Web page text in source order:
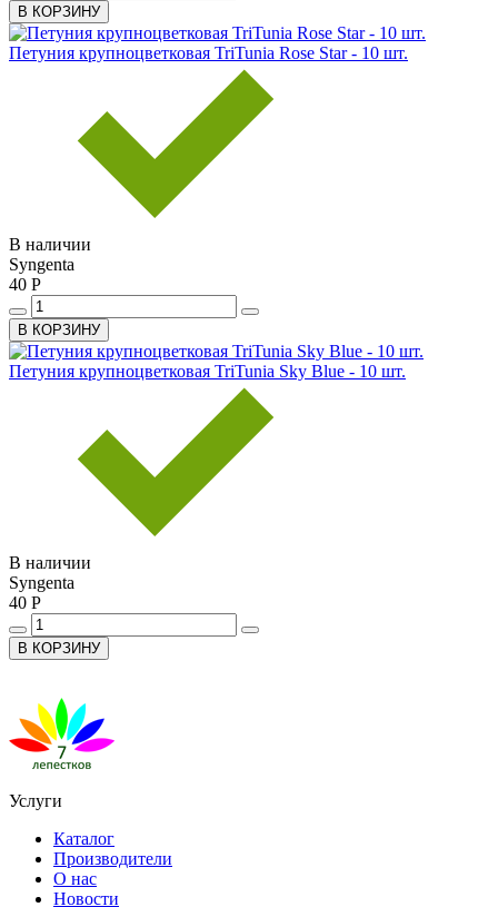
В КОРЗИНУ
Петуния крупноцветковая TriTunia Rose Star - 10 шт.
В наличии
Syngenta
40 Р
В КОРЗИНУ
Петуния крупноцветковая TriTunia Sky Blue - 10 шт.
В наличии
Syngenta
40 Р
В КОРЗИНУ
Услуги
Каталог
Производители
О нас
Новости